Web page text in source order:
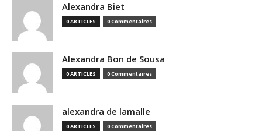
Alexandra Biet
0 ARTICLES 0 Commentaires
Alexandra Bon de Sousa
0 ARTICLES 0 Commentaires
alexandra de lamalle
0 ARTICLES 0 Commentaires